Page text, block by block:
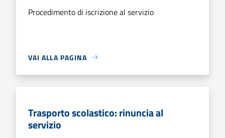
Procedimento di iscrizione al servizio
VAI ALLA PAGINA
Trasporto scolastico: rinuncia al
servizio